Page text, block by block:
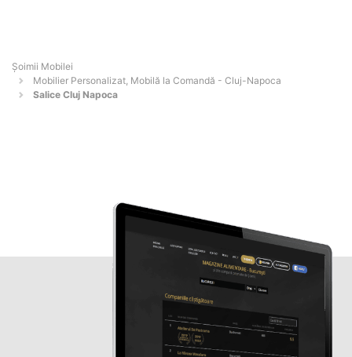
Șoimii Mobilei
Mobilier Personalizat, Mobilă la Comandă - Cluj-Napoca
Salice Cluj Napoca